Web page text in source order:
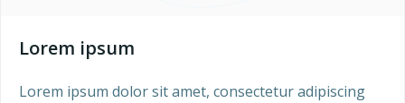
Lorem ipsum
Lorem ipsum dolor sit amet, consectetur adipiscing